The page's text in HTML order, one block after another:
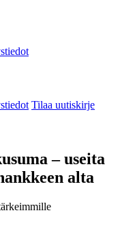
Tilaa uutiskirje
– useita
alta